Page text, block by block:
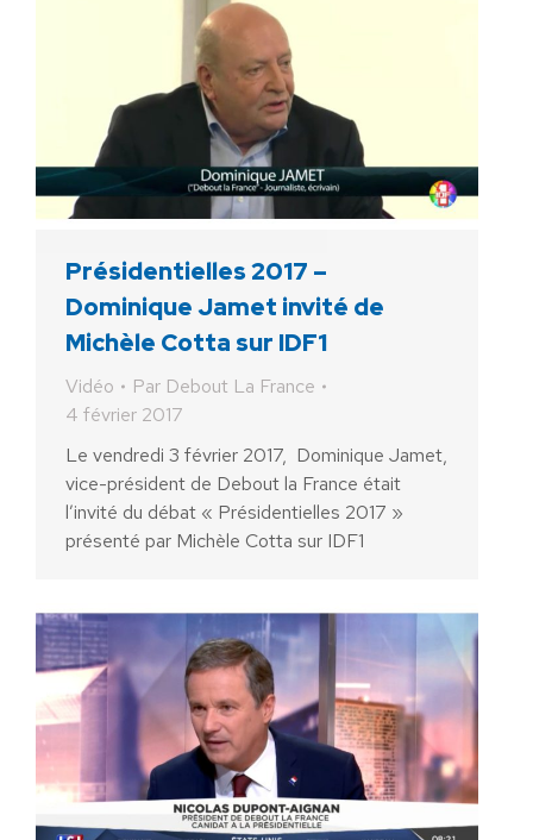
Présidentielles 2017 –
Dominique Jamet invité de
Michèle Cotta sur IDF1
Vidéo Par Debout La France
4 février 2017
Le vendredi 3 février 2017, Dominique Jamet,
vice-président de Debout la France était
l’invité du débat « Présidentielles 2017 »
présenté par Michèle Cotta sur IDF1